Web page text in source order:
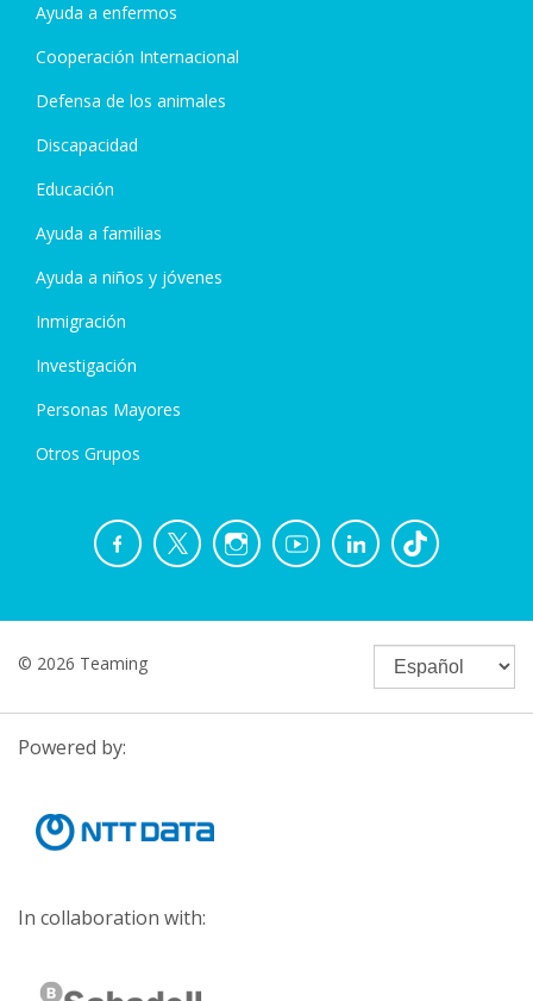
Ayuda a enfermos
Cooperación Internacional
Defensa de los animales
Discapacidad
Educación
Ayuda a familias
Ayuda a niños y jóvenes
Inmigración
Investigación
Personas Mayores
Otros Grupos
© 2026 Teaming
Powered by:
In collaboration with: